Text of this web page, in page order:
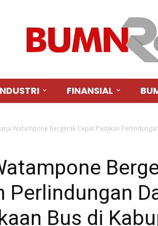
FINANSIAL
Watampone Bergerak Cepat Pastikan
Perlindungan
Bus di